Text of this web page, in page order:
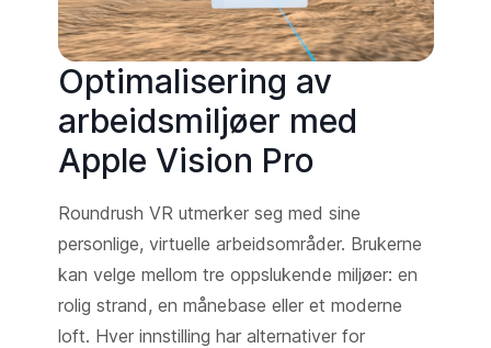
Optimalisering av
arbeidsmiljøer med
Apple Vision Pro
Roundrush VR utmerker seg med sine
personlige, virtuelle arbeidsområder. Brukerne
kan velge mellom tre oppslukende miljøer: en
rolig strand, en månebase eller et moderne
loft. Hver innstilling har alternativer for